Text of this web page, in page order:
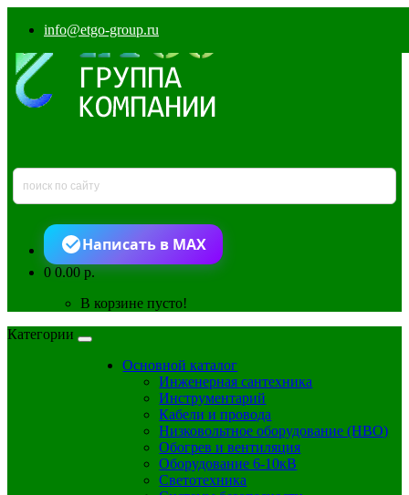
info@etgo-group.ru
Написать в MAX
00.00 р.
В корзине пусто!
Категории
Основной каталог
Инженерная сантехника
Инструментарий
Кабели и провода
Низковольтное оборудование (НВО)
Обогрев и вентиляция
Оборудование 6-10кВ
Светотехника